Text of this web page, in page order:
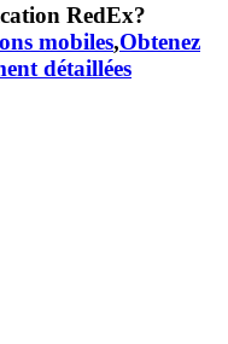
RedEx?
mobiles,Obtenez
détaillées